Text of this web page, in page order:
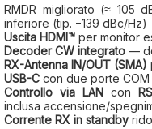
RMDR migliorato (≈ 105
inferiore (tip. −139 dBc/Hz)
Uscita HDMI™ per monitor
Decoder CW integrato —
RX-Antenna IN/OUT (SMA)
USB-C con due porte
Controllo via LANcon
inclusa accensione/
Corrente RX in standby